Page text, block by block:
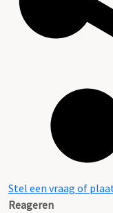
Stel een vraag of
Reageren